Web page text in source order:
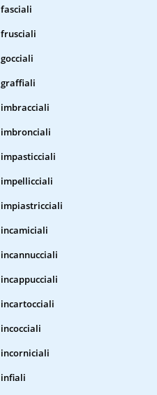
fasciali
frusciali
gocciali
graffiali
imbracciali
imbronciali
impasticciali
impellicciali
impiastricciali
incamiciali
incannucciali
incappucciali
incartocciali
incocciali
incorniciali
infiali